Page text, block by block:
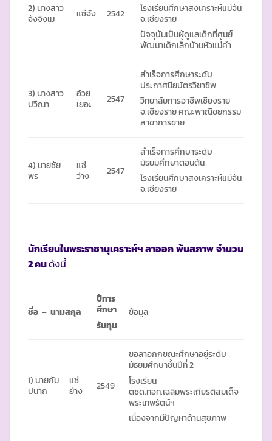
2) นางสาว
จังจิงเม
แซ่จัง 2542
โรงเรียนศึกษาสงเคราะห์แม่จัน
จ.เชียงราย
ปัจจุบันเป็นผู้ดูแลเด็กที่ศูนย์
พัฒนาเด็กเล็กบ้านหัวแม่คำ
3) นางสาว
ปวีณา
อ้วย
เยอะ
2547
สำเร็จการศึกษาระดับ
ประกาศนียบัตรวิชาชีพ
วิทยาลัยการอาชีพเชียงราย
จ.เชียงราย คณะพาณิชยกรรม
สาขาการขาย
4) นายชัย
พร
แซ่
ว่าง
2547
สำเร็จการศึกษาระดับ
มัธยมศึกษาตอนต้น
โรงเรียนศึกษาสงเคราะห์แม่จัน
จ.เชียงราย
นักเรียนในพระราชานุเคราะห์ฯ ลาออกพ้นสภาพจำนวน
2 คนดังนี้
ชื่อ – นามสกุล
ปีการ
ศึกษา
รับทุน
ข้อมูล
1) นายกัม
ปนาถ
แซ่
ย่าง
2549
ขอลาอกกขณะศึกษาอยู่ระดับ
มัธยมศึกษาชั้นปีที่ 2
โรงเรียน
ตชด.ทอท.เฉลิมพระเกียรติสมเด็จ
พระเทพรัตน์ฯ
เนื่องจากมีปัญหาด้านสุขภาพ